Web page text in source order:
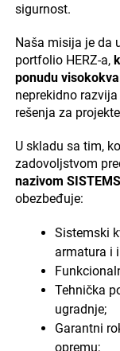
sigurnost.
Naša misija je da
portfolio HERZ-a,
ponudu
neprekidno
rešenja za
U skladu sa tim,
zadovoljstvom
nazivom
obezbeđuje:
Sistemski
armatura i
Tehnička
ugradnje;
Garantni
opremu;